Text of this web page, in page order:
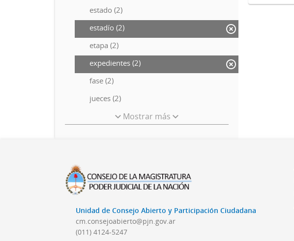
estado (2)
estadío (2)
etapa (2)
expedientes (2)
fase (2)
jueces (2)
Mostrar más
Unidad de Consejo Abierto y Participación Ciudadana
cm.consejoabierto@pjn.gov.ar
(011) 4124-5247